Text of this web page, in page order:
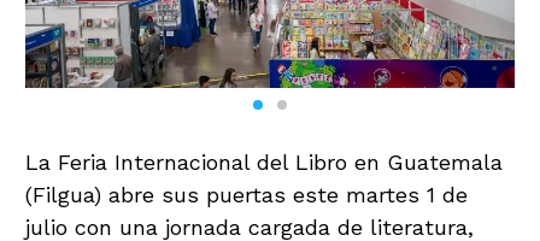
La Feria Internacional del Libro en Guatemala
(Filgua) abre sus puertas este martes 1 de
julio con una jornada cargada de literatura,